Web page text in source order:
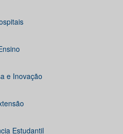
e Inovação
Estudantil